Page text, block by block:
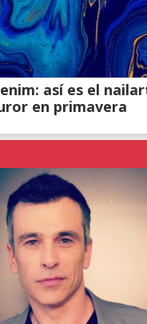
así es el
en primavera